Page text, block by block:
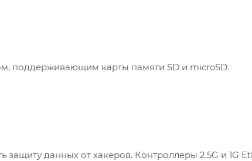
поддерживающим карты памяти SD и microSD.
защиту данных от хакеров. Контроллеры 2.5G и 1G